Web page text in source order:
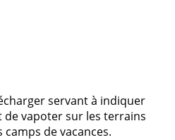
servant à indiquer
vapoter sur les terrains
de vacances.